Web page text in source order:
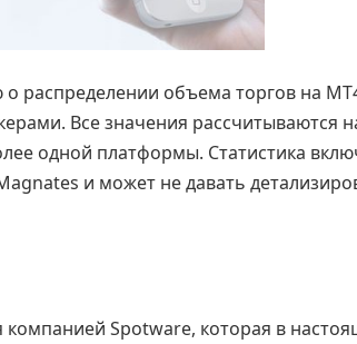
распределении объема торгов на
Все значения рассчитываются
одной платформы. Статистика
и может не давать
Spotware, которая в